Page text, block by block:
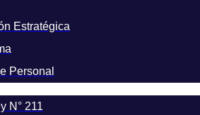
Estratégica
Personal
N° 211